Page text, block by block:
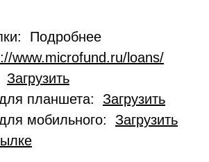
Подробнее
www.microfund.ru/loans/
Загрузить
планшета: Загрузить
мобильного: Загрузить